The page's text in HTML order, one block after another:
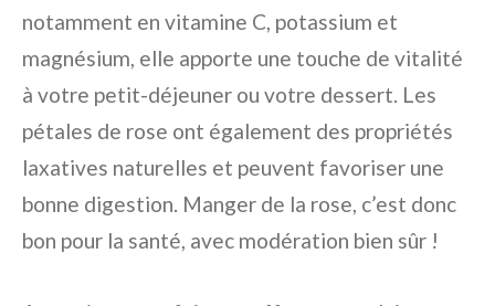
notamment en vitamine C, potassium et
magnésium, elle apporte une touche de vitalité
à votre petit-déjeuner ou votre dessert. Les
pétales de rose ont également des propriétés
laxatives naturelles et peuvent favoriser une
bonne digestion. Manger de la rose, c’est donc
bon pour la santé, avec modération bien sûr !